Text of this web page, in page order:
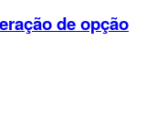
de opção